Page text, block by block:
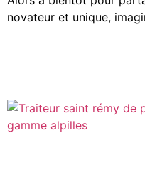
novateur et unique,